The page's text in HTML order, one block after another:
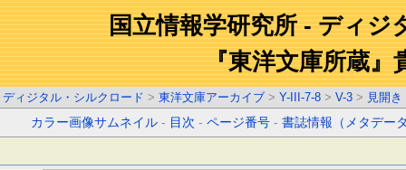
国立情報学研究所 - ディジ
『東洋文庫所蔵』
ディジタル・シルクロード > 東洋文庫アーカイブ > Y-III-7-8 > V-3 > 見開き
カラー画像サムネイル - 目次 -ページ番号 -書誌情報（メタデー